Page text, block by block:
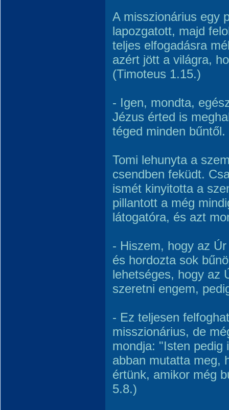
A misszionárius egy
lapozgatott, majd
teljes elfogadásra
azért jött a világra,
(Timoteus 1.15.)
- Igen, mondta,
Jézus érted is
téged minden bűntől.
Tomi lehunyta a
csendben feküdt.
ismét kinyitotta a
pillantott a még
látogatóra, és azt
- Hiszem, hogy az
és hordozta sok
lehetséges, hogy az
szeretni engem,
- Ez teljesen
misszionárius, de
mondja: "Isten pedig
abban mutatta meg,
értünk, amikor még
5.8.)